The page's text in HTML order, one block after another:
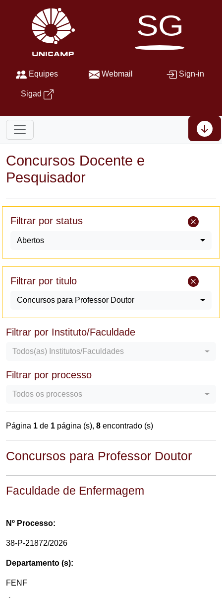
SG
Equipes Webmail Sign-in
Sigad
Concursos Docente e
Pesquisador
Filtrar por status
Abertos
Filtrar por titulo
Concursos para Professor Doutor
Filtrar por Instituto/Faculdade
Todos(as) Institutos/Faculdades
Filtrar por processo
Todos os processos
Página 1 de 1 página (s), 8 encontrado (s)
Concursos para Professor Doutor
Faculdade de Enfermagem
Nº Processo:
38-P-21872/2026
Departamento (s):
FENF